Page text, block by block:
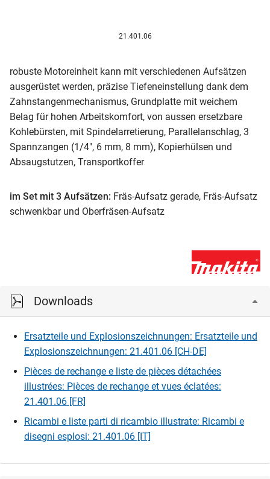
21.401.06
robuste Motoreinheit kann mit verschiedenen Aufsätzen
ausgerüstet werden, präzise Tiefeneinstellung dank dem
Zahnstangenmechanismus, Grundplatte mit weichem
Belag für hohen Arbeitskomfort, von aussen ersetzbare
Kohlebürsten, mit Spindelarretierung, Parallelanschlag, 3
Spannzangen (1/4", 6 mm, 8 mm), Kopierhülsen und
Absaugstutzen, Transportkoffer
im Set mit 3 Aufsätzen: Fräs-Aufsatz gerade, Fräs-Aufsatz
schwenkbar und Oberfräsen-Aufsatz
Downloads
Ersatzteile und Explosionszeichnungen: Ersatzteile und
Explosionszeichnungen: 21.401.06 [CH-DE]
Pièces de rechange e liste de pièces détachées
illustrées: Pièces de rechange et vues éclatées:
21.401.06 [FR]
Ricambi e liste parti di ricambio illustrate: Ricambi e
disegni esplosi: 21.401.06 [IT]